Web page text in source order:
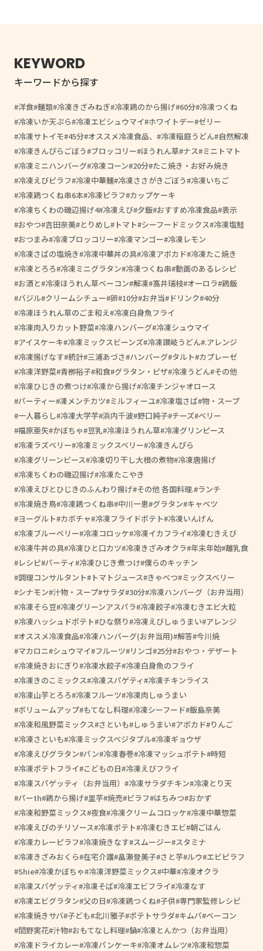
KEYWORD
キーワードから探す
洋食 麺類 冷凍きざみねぎ 冷凍鶏のから揚げ 60分 冷凍つくね
冷凍いか天ぷら 冷凍エビシュウマイ ホワイトデー ゼリー
冷凍サトイモ 45分 オススメ冷凍食品、 冷凍稲庭うどん 自然解凍
冷凍きんぴらごぼう ブロッコリー ほうれん草 ナス ミニトマト
冷凍ミニハンバーグ 冷凍コーン 20分 たこ焼き・お好み焼き
冷凍えびピラフ 冷凍中華麺 冷凍ささがきごぼう 冷凍いちご
冷凍鶏つくね串6本 冷凍ピラフ カップケーキ
冷凍ちくわの磯辺揚げ4 冷凍えび 夕飯 おすすめ冷凍食品 表示
おやつ 吉田奈美 とりめし トマト シーフードミックス 冷凍塩鮭
おつまみ 冷凍ブロッコリー 冷凍マンゴー 冷凍レモン
冷凍さばの塩焼き 冷凍中華丼の具 冷凍アボカド 冷凍たこ焼き
冷凍とろろ 冷凍ミニグラタン 冷凍つくね串 動画のあるレシピ
お酒と 冷凍ほうれん草ベーコン 解凍 髙井瑞枝 オーロラ 鶏飯
バジル クリームシチュー 卵 10分 お弁当 ドリンク 40分
冷凍ほうれん草のごま和え 冷凍白身魚フライ
冷凍肉入りカット野菜 冷凍ハンバーグ 冷凍シュウマイ
アイスケーキ 冷凍ミックスビーンズ 冷凍讃岐うどん .アレンジ
冷凍揚げなす 統計 三浦あづさ ハンバーグ タルト カプレーゼ
冷凍洋野菜 青栁裕子 和食 グラタン・ピザ 冷凍うどん その他
冷凍ひじきの煮つけ 冷凍から揚げ 冷凍チンジャオロース
パーティー 凍メンチカツ ミルフィーユ 冷凍塩さば 物・スープ
一人暮らし 冷凍大学芋 浜内千波 野口純子 チーズ ベリー
福原亜矢 かぼちゃ 豆乳 冷凍ほうれん草 冷凍グリンピース
冷凍ラズベリー 冷凍ミックスベリー 冷凍きんぴら
冷凍グリーンピース 冷凍切り干し大根の煮物 冷凍唐揚げ
冷凍ちくわの磯辺揚げ 冷凍たこやき
冷凍えびとひじきのふんわり揚げ その他 各国料理. ランチ
冷凍焼き鳥 冷凍鶏つくね串 中川一恵 グラタン キャベツ
ヨーグルト カボチャ 冷凍フライドポテト 冷凍いんげん
冷凍ブルーベリー 冷凍コロッケ 冷凍イカフライ 冷凍むきえび
冷凍牛丼の具 冷凍ひと口カツ 冷凍きざみオクラ 年末年始 離乳食
レシピ パーティ 冷凍ひじき煮つけ 僕らのキッチン
調理コンサルタント
トマトジュース きゃべつ ミックスベリー
シナモン 汁物・スープ サラダ 30分 冷凍ハンバーグ（お弁当用）
冷凍そら豆 冷凍グリーンアスパラ 冷凍餃子 冷凍むきエビ大粒
冷凍ハッシュドポテト ひな祭り 冷凍えびしゅうまい アレンジ
オススメ冷凍食品 冷凍ハンバーグ(お弁当用) 解答 今川焼
マカロニ シュウマイ フルーツ リンゴ 25分 おやつ・デザート
冷凍焼きおにぎり 冷凍水餃子 冷凍白身魚のフライ
冷凍きのこミックス 冷凍スパゲティ 冷凍チキンライス
冷凍山芋とろろ 冷凍フルーツ 冷凍肉しゅうまい
ボリュームアップ もてなし料理 冷凍シーフード 飯島奈美
冷凍和風野菜ミックス さといも しゅうまい アボカド りんご
冷凍さといも 冷凍ミックスベジタブル 冷凍ギョウザ
冷凍えびグラタン パン 冷凍春巻 冷凍マッシュポテト 時短
冷凍ポテトフライ こどもの日 冷凍えびフライ
冷凍スパゲッティ（お弁当用）
冷凍サラダチキン 冷凍とり天
パーth 鶏から揚げ 里芋 焼売 ピラフ はちみつ おかず
冷凍和野菜ミックス 夜食 冷凍クリームコロッケ 冷凍中華惣菜
冷凍えびのチリソース 冷凍ポテト 冷凍むきエビ 朝ごはん
冷凍カレーピラフ 冷凍焼きなす スムージー スタミナ
冷凍きざみおくら 在宅介護 畠瀬登美子 さと芋 ルウ エビピラフ
Shie 冷凍かぼちゃ 冷凍洋野菜ミックス 中華 冷凍オクラ
冷凍スパゲッティ 冷凍そば 冷凍エビフライ 冷凍なす
冷凍エビグラタン 父の日 冷凍鶏つくね 子供 専門家監修レシピ
冷凍焼きサバ 子ども 北川雅子 ポテトサラダ キムパ ベーコン
間野実花 汁物 おもてなし料理 鍋 冷凍とんかつ（お弁当用）
冷凍ドライカレー 冷凍パンケーキ 冷凍オムレツ 冷凍和惣菜